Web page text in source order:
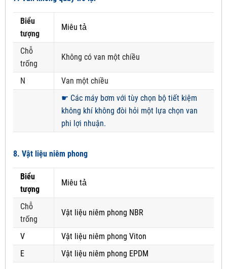
Biểu
tượng
Miêu tả
Chỗ
trống
Không có van một chiều
N
Van một chiều
☛ Các máy bơm với tùy chọn bộ tiết kiệm
không khí không đòi hỏi một lựa chọn van
phi lợi nhuận.
8. Vật liệu niêm phong
Biểu
tượng
Miêu tả
Chỗ
trống
Vật liệu niêm phong NBR
V
Vật liệu niêm phong Viton
E
Vật liệu niêm phong EPDM